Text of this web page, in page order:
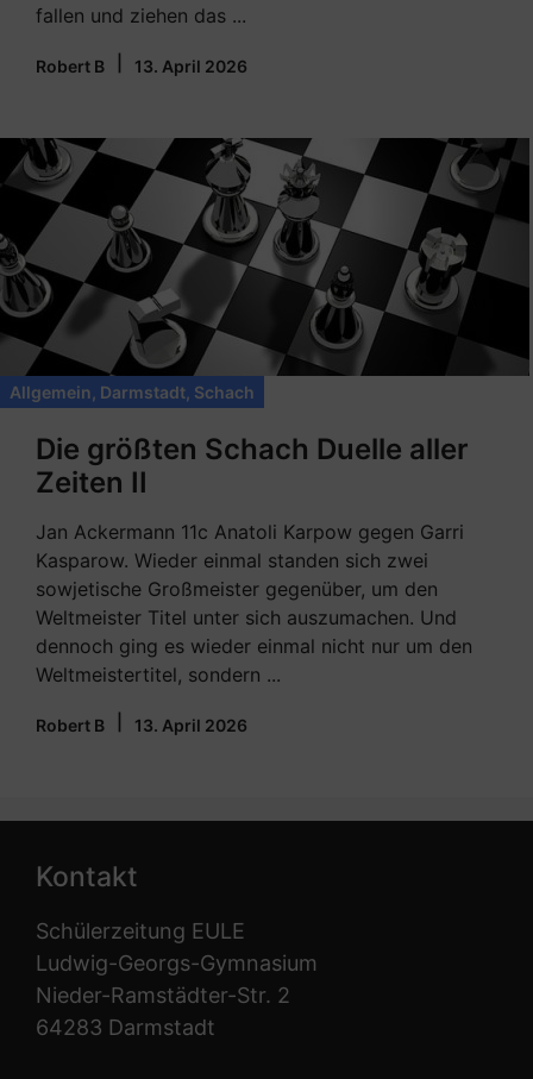
fallen und ziehen das ...
Robert B 13. April 2026
Allgemein Darmstadt Schach
Die größten Schach Duelle aller
Zeiten II
Jan Ackermann 11c Anatoli Karpow gegen Garri
Kasparow. Wieder einmal standen sich zwei
sowjetische Großmeister gegenüber, um den
Weltmeister Titel unter sich auszumachen. Und
dennoch ging es wieder einmal nicht nur um den
Weltmeistertitel, sondern ...
Robert B 13. April 2026
Kontakt
Schülerzeitung EULE
Ludwig-Georgs-Gymnasium
Nieder-Ramstädter-Str. 2
64283 Darmstadt